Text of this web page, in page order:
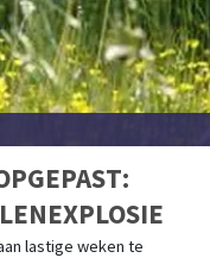
lastige weken te